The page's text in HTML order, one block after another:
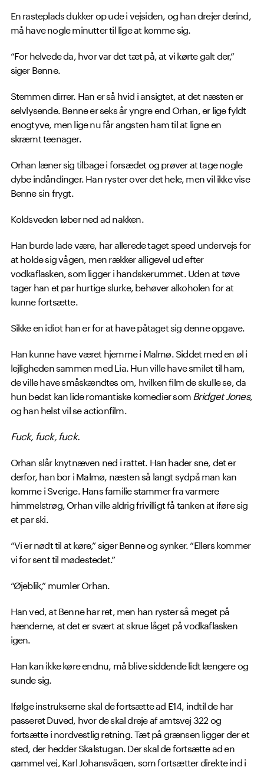
En rasteplads dukker op ude i vejsiden, og han drejer derind,
må have nogle minutter til lige at komme sig.
“For helvede da, hvor var det tæt på, at vi kørte galt der,”
siger Benne.
Stemmen dirrer. Han er så hvid i ansigtet, at det næsten er
selvlysende. Benne er seks år yngre end Orhan, er lige fyldt
enogtyve, men lige nu får angsten ham til at ligne en
skræmt teenager.
Orhan læner sig tilbage i forsædet og prøver at tage nogle
dybe indåndinger. Han ryster over det hele, men vil ikke vise
Benne sin frygt.
Koldsveden løber ned ad nakken.
Han burde lade være, har allerede taget speed undervejs for
at holde sig vågen, men rækker alligevel ud efter
vodkaflasken, som ligger i handskerummet. Uden at tøve
tager han et par hurtige slurke, behøver alkoholen for at
kunne fortsætte.
Sikke en idiot han er for at have påtaget sig denne opgave.
Han kunne have været hjemme i Malmø. Siddet med en øl i
lejligheden sammen med Lia. Hun ville have smilet til ham,
de ville have småskændtes om, hvilken film de skulle se, da
hun bedst kan lide romantiske komedier som Bridget Jones,
og han helst vil se actionfilm.
Fuck, fuck, fuck.
Orhan slår knytnæven ned i rattet. Han hader sne, det er
derfor, han bor i Malmø, næsten så langt sydpå man kan
komme i Sverige. Hans familie stammer fra varmere
himmelstrøg, Orhan ville aldrig frivilligt få tanken at iføre sig
et par ski.
“Vi er nødt til at køre,” siger Benne og synker. “Ellers kommer
vi for sent til mødestedet.”
“Øjeblik,” mumler Orhan.
Han ved, at Benne har ret, men han ryster så meget på
hænderne, at det er svært at skrue låget på vodkaflasken
igen.
Han kan ikke køre endnu, må blive siddende lidt længere og
sunde sig.
Ifølge instrukserne skal de fortsætte ad E14, indtil de har
passeret Duved, hvor de skal dreje af amtsvej 322 og
fortsætte i nordvestlig retning. Tæt på grænsen ligger der et
sted, der hedder Skalstugan. Der skal de fortsætte ad en
gammel vej, Karl Johansvägen, som fortsætter direkte ind i